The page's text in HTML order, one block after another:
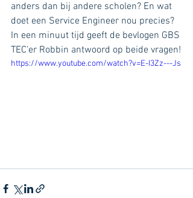
anders dan bij andere scholen? En wat
doet een Service Engineer nou precies?
In een minuut tijd geeft de bevlogen GBS
TEC'er Robbin antwoord op beide vragen!
https://www.youtube.com/watch?v=E-I3Zz---Js